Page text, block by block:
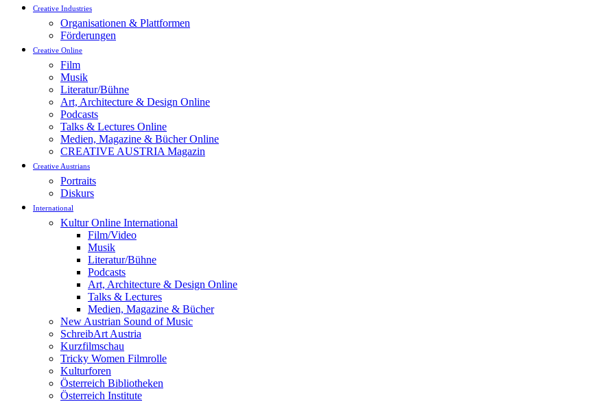
Creative Industries
Organisationen & Plattformen
Förderungen
Creative Online
Film
Musik
Literatur/Bühne
Art, Architecture & Design Online
Podcasts
Talks & Lectures Online
Medien, Magazine & Bücher Online
CREATIVE AUSTRIA Magazin
Creative Austrians
Portraits
Diskurs
International
Kultur Online International
Film/Video
Musik
Literatur/Bühne
Podcasts
Art, Architecture & Design Online
Talks & Lectures
Medien, Magazine & Bücher
New Austrian Sound of Music
SchreibArt Austria
Kurzfilmschau
Tricky Women Filmrolle
Kulturforen
Österreich Bibliotheken
Österreich Institute